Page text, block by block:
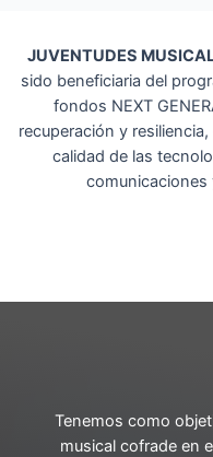
JUVENTUDES
sido beneficiaria del
fondos NEXT
recuperación y
calidad de las
comunicaciones
Tenemos como
musical cofrade en